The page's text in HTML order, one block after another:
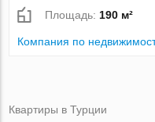
Площадь: 190 м²
Компания по
Квартиры в Турции